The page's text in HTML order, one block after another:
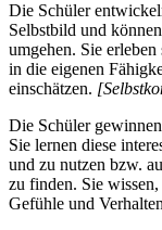
Die Schüler
Selbstbild und
umgehen. Sie
in die eigenen
einschätzen.
Die Schüler
Sie lernen diese
und zu nutzen bzw.
zu finden. Sie
Gefühle und